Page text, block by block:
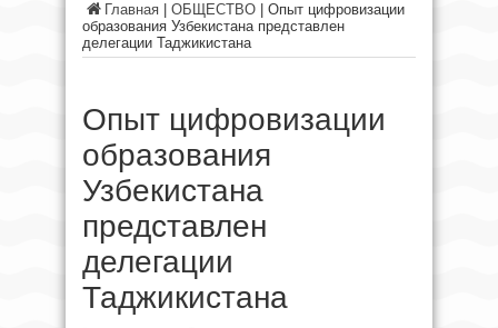
Главная ОБЩЕСТВО
Опыт цифровизации
образования Узбекистана представлен
делегации Таджикистана
Опыт цифровизации
образования
Узбекистана
представлен
делегации
Таджикистана